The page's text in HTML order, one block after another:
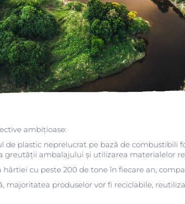
ambițioase:
de plastic neprelucrat pe bază de combustibili
greutății ambalajului și utilizarea materialelor
cu peste 200 de tone în fiecare an,
majoritatea produselor vor fi reciclabile,